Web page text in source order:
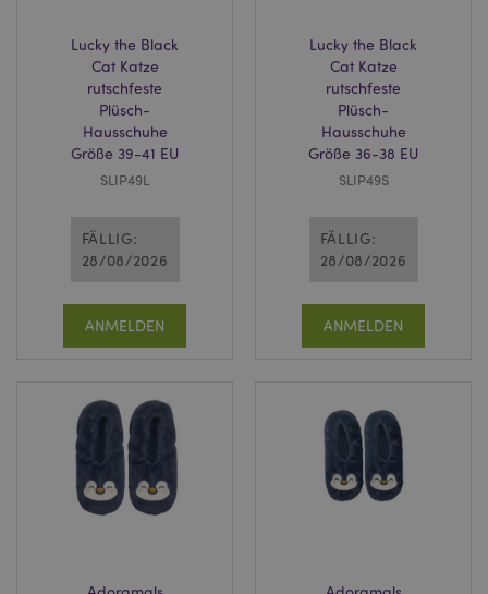
Lucky the Black
Cat Katze
rutschfeste
Plüsch-
Hausschuhe
Größe 39-41 EU
SLIP49L
FÄLLIG:
28/08/2026
ANMELDEN
Lucky the Black
Cat Katze
rutschfeste
Plüsch-
Hausschuhe
Größe 36-38 EU
SLIP49S
FÄLLIG:
28/08/2026
ANMELDEN